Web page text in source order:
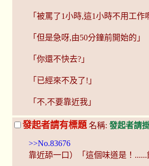
「被罵了1小時,這1小時不用工作
「但是急呀,由50分鐘前開始的」
「你還不快去?」
「已經來不及了!」
「不,不要靠近我」
發起者請有標題 名稱: 發起者請
>>No.83676
靠近舔一口）「這個味道是！